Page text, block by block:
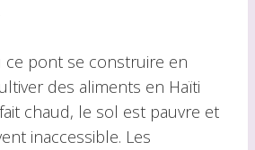
ce pont se construire en
des aliments en Haïti
chaud, le sol est pauvre et
inaccessible. Les